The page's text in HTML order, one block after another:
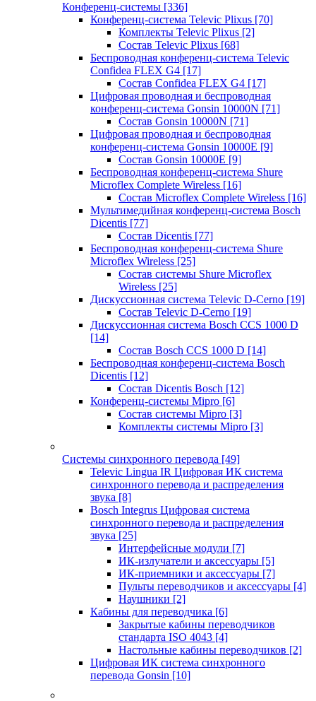
Конференц-системы [336]
Конференц-система Televic Plixus [70]
Комплекты Televic Plixus [2]
Состав Televic Plixus [68]
Беспроводная конференц-система Televic
Confidea FLEX G4 [17]
Состав Confidea FLEX G4 [17]
Цифровая проводная и беспроводная
конференц-система Gonsin 10000N [71]
Состав Gonsin 10000N [71]
Цифровая проводная и беспроводная
конференц-система Gonsin 10000E [9]
Состав Gonsin 10000E [9]
Беспроводная конференц-система Shure
Microflex Complete Wireless [16]
Состав Microflex Complete Wireless [16]
Мультимедийная конференц-система Bosch
Dicentis [77]
Состав Dicentis [77]
Беспроводная конференц-система Shure
Microflex Wireless [25]
Состав системы Shure Microflex
Wireless [25]
Дискуссионная система Televic D-Cerno [19]
Состав Televic D-Cerno [19]
Дискуссионная система Bosch CCS 1000 D
[14]
Состав Bosch CCS 1000 D [14]
Беспроводная конференц-система Bosch
Dicentis [12]
Состав Dicentis Bosch [12]
Конференц-системы Mipro [6]
Состав системы Mipro [3]
Комплекты системы Mipro [3]
Системы синхронного перевода [49]
Televic Lingua IR Цифровая ИК система
синхронного перевода и распределения
звука [8]
Bosch Integrus Цифровая система
синхронного перевода и распределения
звука [25]
Интерфейсные модули [7]
ИК-излучатели и аксессуары [5]
ИК-приемники и аксессуары [7]
Пульты переводчиков и аксессуары [4]
Наушники [2]
Кабины для переводчика [6]
Закрытые кабины переводчиков
стандарта ISO 4043 [4]
Настольные кабины переводчиков [2]
Цифровая ИК система синхронного
перевода Gonsin [10]